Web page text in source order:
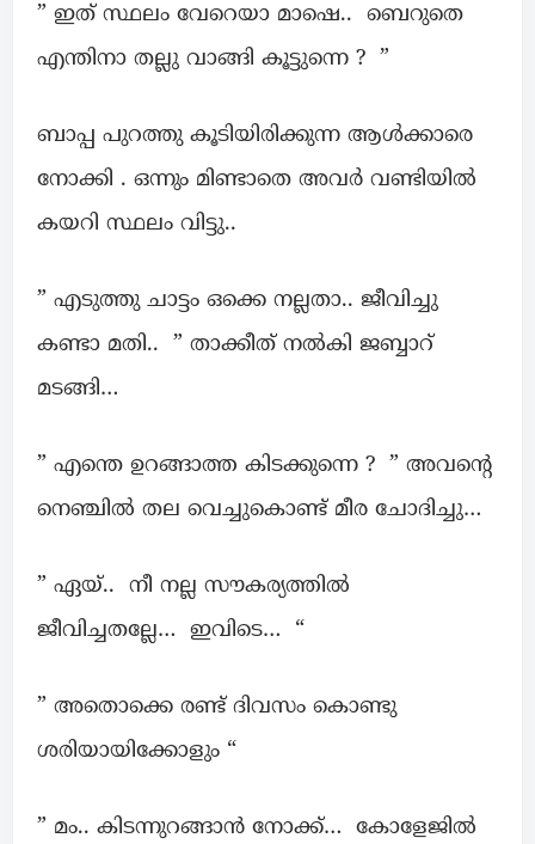
” ഇത് സ്ഥലം വേറെയാ മാഷെ.. ബെറുതെ
എന്തിനാ തല്ലു വാങ്ങി കൂട്ടുന്നെ ? ”
ബാപ്പ പുറത്തു കൂടിയിരിക്കുന്ന ആൾക്കാരെ
നോക്കി . ഒന്നും മിണ്ടാതെ അവർ വണ്ടിയിൽ
കയറി സ്ഥലം വിട്ടു..
” എടുത്തു ചാട്ടം ഒക്കെ നല്ലതാ.. ജീവിച്ചു
കണ്ടാ മതി.. ” താക്കീത് നൽകി ജബ്ബാറ്
മടങ്ങി…
” എന്തെ ഉറങ്ങാത്ത കിടക്കുന്നെ ? ” അവന്റെ
നെഞ്ചിൽ തല വെച്ചുകൊണ്ട് മീര ചോദിച്ചു…
” ഏയ്‌.. നീ നല്ല സൗകര്യത്തിൽ
ജീവിച്ചതല്ലേ… ഇവിടെ… “
” അതൊക്കെ രണ്ട് ദിവസം കൊണ്ടു
ശരിയായിക്കോളും “
” മം.. കിടന്നുറങ്ങാൻ നോക്ക്… കോളേജിൽ